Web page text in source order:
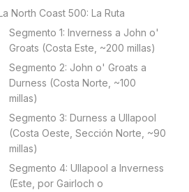
North Coast 500: La Ruta
Segmento 1: Inverness a John o'
Groats (Costa Este, ~200 millas)
Segmento 2: John o' Groats a
Durness (Costa Norte, ~100
millas)
Segmento 3: Durness a Ullapool
(Costa Oeste, Sección Norte, ~90
millas)
Segmento 4: Ullapool a Inverness
(Este, por Gairloch o